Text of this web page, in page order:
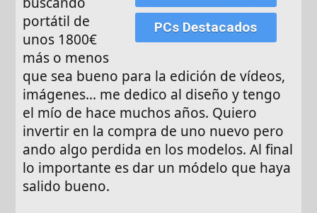
i
PCs Destacados
portátil de
unos 1800€
más o menos
que sea bueno para la edición de vídeos,
imágenes... me dedico al diseño y tengo
el mío de hace muchos años. Quiero
invertir en la compra de uno nuevo pero
ando algo perdida en los modelos. Al final
lo importante es dar un módelo que haya
salido bueno.